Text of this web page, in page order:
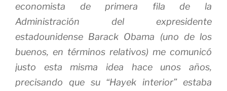
economista de primera fila de la
Administración del expresidente
estadounidense Barack Obama (uno de los
buenos, en términos relativos) me comunicó
justo esta misma idea hace unos años,
precisando que su “Hayek interior” estaba